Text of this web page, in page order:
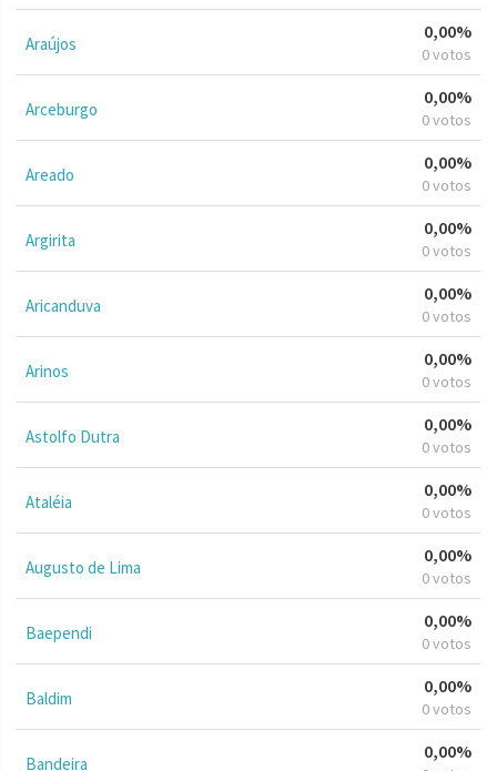
Araújos
0,00%
0 votos
Arceburgo
0,00%
0 votos
Areado
0,00%
0 votos
Argirita
0,00%
0 votos
Aricanduva
0,00%
0 votos
Arinos
0,00%
0 votos
Astolfo Dutra
0,00%
0 votos
Ataléia
0,00%
0 votos
Augusto de Lima
0,00%
0 votos
Baependi
0,00%
0 votos
Baldim
0,00%
0 votos
Bandeira
0,00%